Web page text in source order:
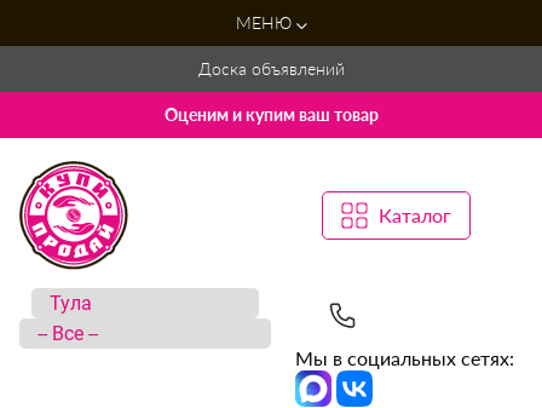
МЕНЮ
Доска объявлений
Оценим и купим ваш товар
Каталог
Мы в социальных сетях: